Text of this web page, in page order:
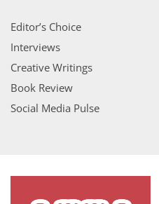
Editor’s Choice
Interviews
Creative Writings
Book Review
Social Media Pulse